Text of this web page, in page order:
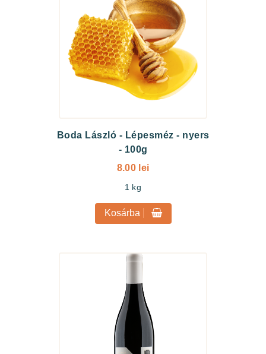
Boda László - Lépesméz - nyers
- 100g
8.00 lei
1 kg
Kosárba